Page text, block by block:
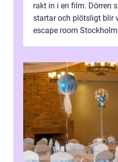
rakt in i en film. Dörren
startar och plötsligt blir
escape room